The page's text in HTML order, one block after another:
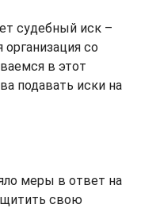
судебный иск –
со
в этот
подавать иски на
меры в ответ на
свою